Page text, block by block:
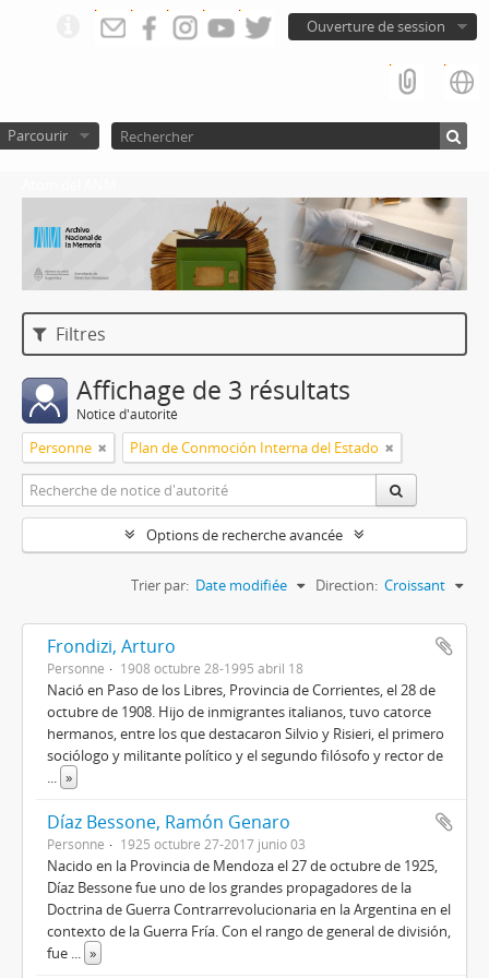
Ouverture de session
Parcourir
Filtres
Affichage de 3 résultats
Notice d'autorité
Personne Plan de Conmoción Interna del Estado
Options de recherche avancée
Trier par: Date modifiée Direction: Croissant
Frondizi, Arturo
Personne 1908 octubre 28-1995 abril 18
Nació en Paso de los Libres, Provincia de Corrientes, el 28 de
octubre de 1908. Hijo de inmigrantes italianos, tuvo catorce
hermanos, entre los que destacaron Silvio y Risieri, el primero
sociólogo y militante político y el segundo filósofo y rector de
... »
Díaz Bessone, Ramón Genaro
Personne 1925 octubre 27-2017 junio 03
Nacido en la Provincia de Mendoza el 27 de octubre de 1925,
Díaz Bessone fue uno de los grandes propagadores de la
Doctrina de Guerra Contrarrevolucionaria en la Argentina en el
contexto de la Guerra Fría. Con el rango de general de división,
fue ... »